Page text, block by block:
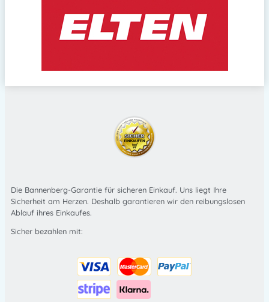
Die Bannenberg-Garantie für sicheren Einkauf. Uns liegt Ihre
Sicherheit am Herzen. Deshalb garantieren wir den reibungslosen
Ablauf ihres Einkaufes.
Sicher bezahlen mit: